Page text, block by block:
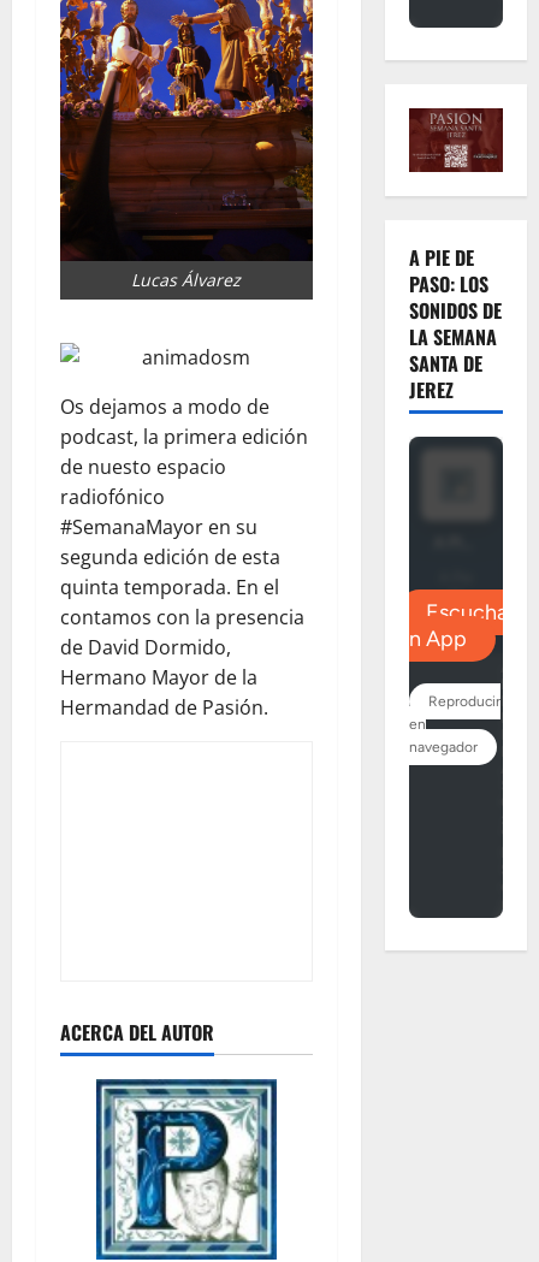
Lucas Álvarez
Os dejamos a modo de
podcast, la primera edición
de nuesto espacio
radiofónico
#SemanaMayor en su
segunda edición de esta
quinta temporada. En el
contamos con la presencia
de David Dormido,
Hermano Mayor de la
Hermandad de Pasión.
ACERCA DEL AUTOR
A PIE DE
PASO: LOS
SONIDOS DE
LA SEMANA
SANTA DE
JEREZ